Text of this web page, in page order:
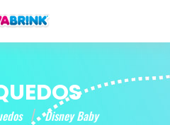
Disney Baby